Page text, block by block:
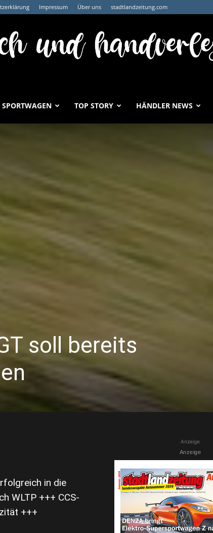
Impressum Über uns stadtlandzeitung.com
SPORTWAGEN TOP STORY HÄNDLER NEWS
soll bereits
in die
WLTP +++ CCS-
+++
Anzeige
Anzeige